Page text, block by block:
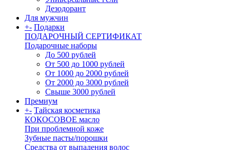
Дезодорант
Для мужчин
+- Подарки
ПОДАРОЧНЫЙ СЕРТИФИКАТ
Подарочные наборы
До 500 рублей
От 500 до 1000 рублей
От 1000 до 2000 рублей
От 2000 до 3000 рублей
Свыше 3000 рублей
Премиум
+- Тайская косметика
КОКОСОВОЕ масло
При проблемной коже
Зубные пасты/порошки
Средства от выпадения волос